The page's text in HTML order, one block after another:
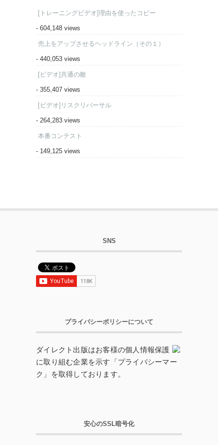
[トレーニングビデオ]理由を使ったコピー
- 604,148 views
売上をアップさせるヘッドライン（その１）
- 440,053 views
[ビデオ]共通の敵
- 355,407 views
[ビデオ]リスクリバーサル
- 264,283 views
本番コンテスト
- 149,125 views
SNS
プライバシーポリシーについて
ダイレクト出版はお客様の個人情報保護
に取り組む企業を示す「プライバシーマー
ク」を取得しております。
安心のSSL暗号化